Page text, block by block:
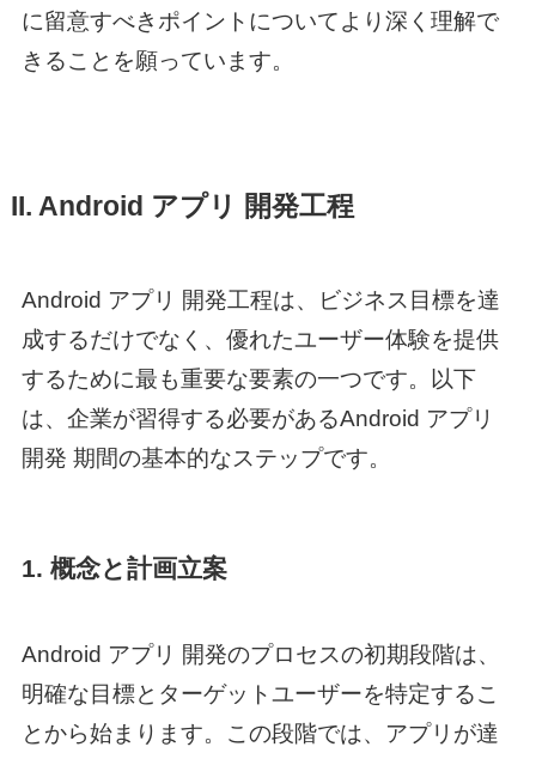
に留意すべきポイントについてより深く理解で
きることを願っています。
II. Android アプリ 開発工程
Android アプリ 開発工程は、ビジネス目標を達
成するだけでなく、優れたユーザー体験を提供
するために最も重要な要素の一つです。以下
は、企業が習得する必要があるAndroid アプリ
開発 期間の基本的なステップです。
1. 概念と計画立案
Android アプリ 開発のプロセスの初期段階は、
明確な目標とターゲットユーザーを特定するこ
とから始まります。この段階では、アプリが達